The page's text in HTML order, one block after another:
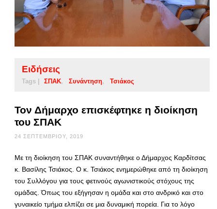
Ειδήσεις
Tags | ΣΠΑΚ Συνάντηση Τσιάκος
Τον Δήμαρχο επισκέφτηκε η διοίκηση
του ΣΠΑΚ
24 ΣΕΠΤΕΜΒΡΊΟΥ, 2019
Με τη διοίκηση του ΣΠΑΚ συναντήθηκε ο Δήμαρχος Καρδίτσας
κ. Βασίλης Τσιάκος. Ο κ. Τσιάκος ενημερώθηκε από τη διοίκηση
του Συλλόγου για τους φετινούς αγωνιστικούς στόχους της
ομάδας. Όπως του εξήγησαν η ομάδα και στο ανδρικό και στο
γυναικείο τμήμα ελπίζει σε μια δυναμική πορεία. Για το λόγο